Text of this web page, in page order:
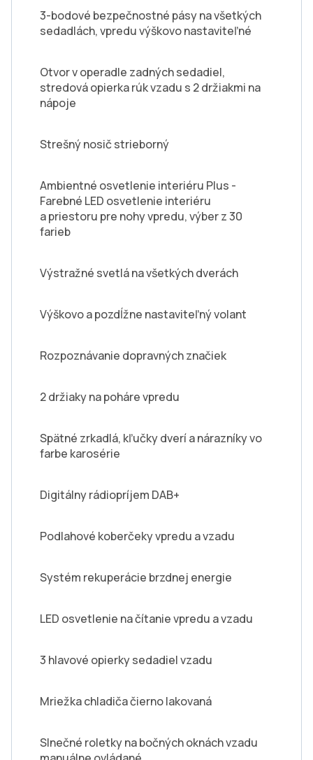
3-bodové bezpečnostné pásy na všetkých
sedadlách, vpredu výškovo nastaviteľné
Otvor v operadle zadných sedadiel,
stredová opierka rúk vzadu s 2 držiakmi na
nápoje
Strešný nosič strieborný
Ambientné osvetlenie interiéru Plus -
Farebné LED osvetlenie interiéru
a priestoru pre nohy vpredu, výber z 30
farieb
Výstražné svetlá na všetkých dverách
Výškovo a pozdĺžne nastaviteľný volant
Rozpoznávanie dopravných značiek
2 držiaky na poháre vpredu
Spätné zrkadlá, kľučky dverí a nárazníky vo
farbe karosérie
Digitálny rádiopríjem DAB+
Podlahové koberčeky vpredu a vzadu
Systém rekuperácie brzdnej energie
LED osvetlenie na čítanie vpredu a vzadu
3 hlavové opierky sedadiel vzadu
Mriežka chladiča čierno lakovaná
Slnečné roletky na bočných oknách vzadu